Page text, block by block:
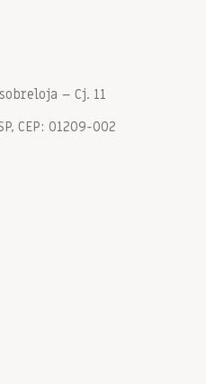
– Cj. 11
CEP: 01209-002